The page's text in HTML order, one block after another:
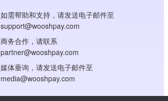
如需帮助和支持，请发送电子邮件至
support@wooshpay.com
商务合作，请联系
partner@wooshpay.com
媒体垂询，请发送电子邮件至
media@wooshpay.com